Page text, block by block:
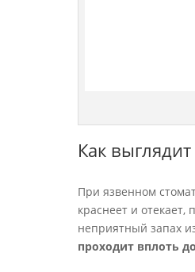
Как
При язвенном
краснеет и
неприятный запах
проходит вплоть